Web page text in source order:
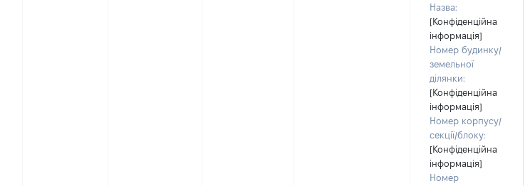
Назва:
[Конфіденційна
інформація]
Номер будинку/
земельної
ділянки:
[Конфіденційна
інформація]
Номер корпусу/
секції/блоку:
[Конфіденційна
інформація]
Номер